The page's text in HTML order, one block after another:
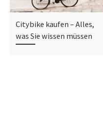
Citybike kaufen – Alles,
was Sie wissen müssen